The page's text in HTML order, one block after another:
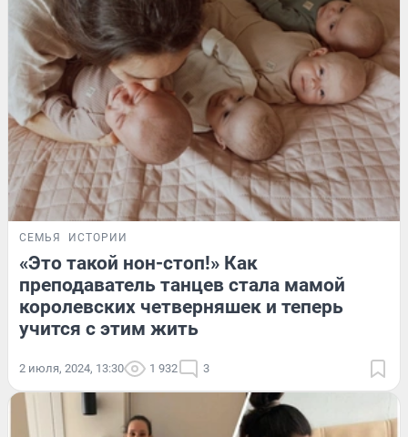
СЕМЬЯ ИСТОРИИ
«Это такой нон-стоп!» Как
преподаватель танцев стала мамой
королевских четверняшек и теперь
учится с этим жить
2 июля, 2024, 13:30 1 932 3